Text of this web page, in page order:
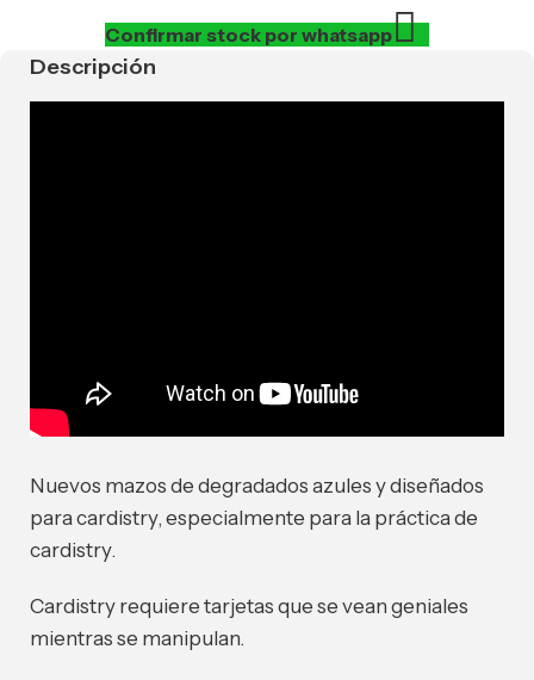
Confirmar stock por whatsapp
Descripción
Nuevos mazos de degradados azules y diseñados
para cardistry, especialmente para la práctica de
cardistry.
Cardistry requiere tarjetas que se vean geniales
mientras se manipulan.